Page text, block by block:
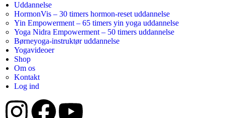
Uddannelse
HormonVis – 30 timers hormon-reset uddannelse
Yin Empowerment – 65 timers yin yoga uddannelse
Yoga Nidra Empowerment – 50 timers uddannelse
Børneyoga-instruktør uddannelse
Yogavideoer
Shop
Om os
Kontakt
Log ind